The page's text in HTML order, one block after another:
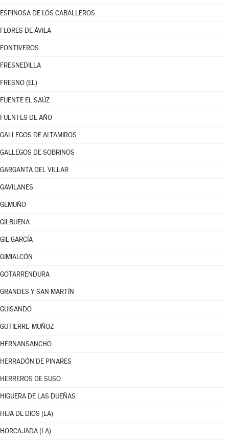
ESPINOSA DE LOS CABALLEROS
FLORES DE ÁVILA
FONTIVEROS
FRESNEDILLA
FRESNO (EL)
FUENTE EL SAÚZ
FUENTES DE AÑO
GALLEGOS DE ALTAMIROS
GALLEGOS DE SOBRINOS
GARGANTA DEL VILLAR
GAVILANES
GEMUÑO
GILBUENA
GIL GARCÍA
GIMIALCÓN
GOTARRENDURA
GRANDES Y SAN MARTÍN
GUISANDO
GUTIERRE-MUÑOZ
HERNANSANCHO
HERRADÓN DE PINARES
HERREROS DE SUSO
HIGUERA DE LAS DUEÑAS
HIJA DE DIOS (LA)
HORCAJADA (LA)